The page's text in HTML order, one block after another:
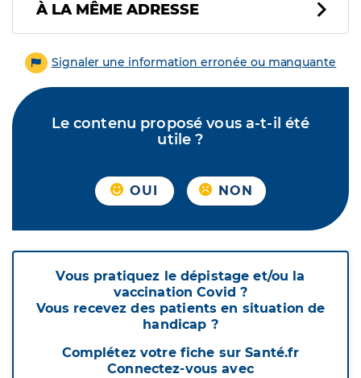
À LA MÊME ADRESSE
Signaler une information erronée ou manquante
Le contenu proposé vous a-t-il été
utile ?
OUI NON
Vous pratiquez le dépistage et/ou la
vaccination Covid ?
Vous recevez des patients en situation de
handicap ?
Complétez votre fiche sur Santé.fr
Connectez-vous avec